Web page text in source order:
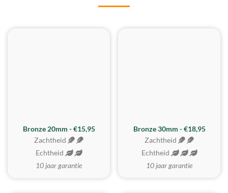
Bronze 20mm - €15,95
Zachtheid
Echtheid
10 jaar garantie
BESTE KOOP
Bronze 30mm - €18,95
Zachtheid
Echtheid
10 jaar garantie